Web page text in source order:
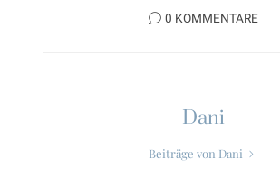
0 KOMMENTARE
Dani
Beiträge von Dani